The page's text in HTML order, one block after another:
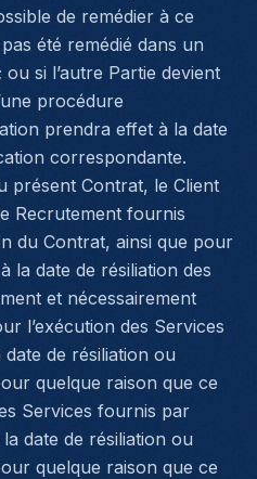
de remédier à ce
été remédié dans un
si l’autre Partie devient
procédure
prendra effet à la date
correspondante.
présent Contrat, le Client
Recrutement fournis
du Contrat, ainsi que pour
la date de résiliation des
et nécessairement
l’exécution des Services
date de résiliation ou
quelque raison que ce
Services fournis par
date de résiliation ou
quelque raison que ce